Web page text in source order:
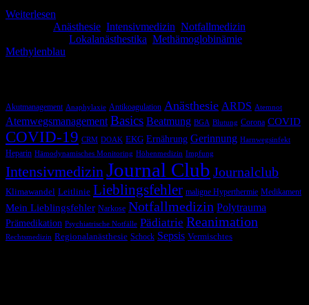
Weiterlesen
Anästhesie Intensivmedizin Notfallmedizin
Lokalanästhestika Methämoglobinämie
Methylenblau
Akutmanagement Anaphylaxie Antikoagulation Anästhesie ARDS Atemnot
Atemwegsmanagement Basics Beatmung BGA Blutung Corona COVID
COVID-19 CRM DOAK EKG Ernährung Gerinnung Harnwegsinfekt
Heparin Hämodynamisches Monitoring Höhenmedizin Impfung
Intensivmedizin Journal Club Journalclub
Klimawandel Leitlinie Lieblingsfehler maligne Hyperthermie Medikament
Mein Lieblingsfehler Narkose Notfallmedizin Polytrauma
Prämedikation Psychiatrische Notfälle Pädiatrie Reanimation
Rechtsmedizin Regionalanästhesie Schock Sepsis Vermischtes